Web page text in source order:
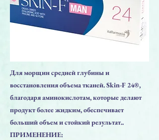
Для морщин средней глубины и
восстановления объема тканей. Skin-F 24®,
благодаря аминокислотам, которые делают
продукт более жидким, обеспечивает
больший объем и стойкий результат..
ПРИМЕНЕНИЕ: